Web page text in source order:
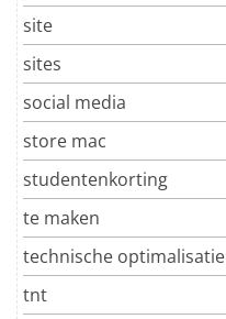
site
sites
social media
store mac
studentenkorting
te maken
technische optimalisatie
tnt